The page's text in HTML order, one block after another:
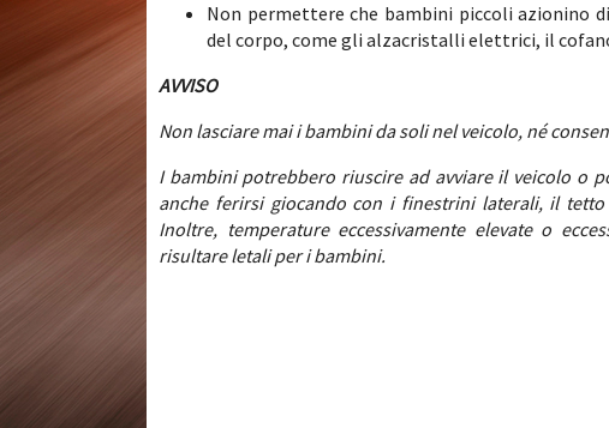
Non permettere che bambini piccoli azionino
del corpo, come gli alzacristalli elettrici, il
AVVISO
Non lasciare mai i bambini da soli nel veicolo, né
I bambini potrebbero riuscire ad avviare il veicolo o
anche ferirsi giocando con i finestrini laterali, il
Inoltre, temperature eccessivamente elevate o
risultare letali per i bambini.